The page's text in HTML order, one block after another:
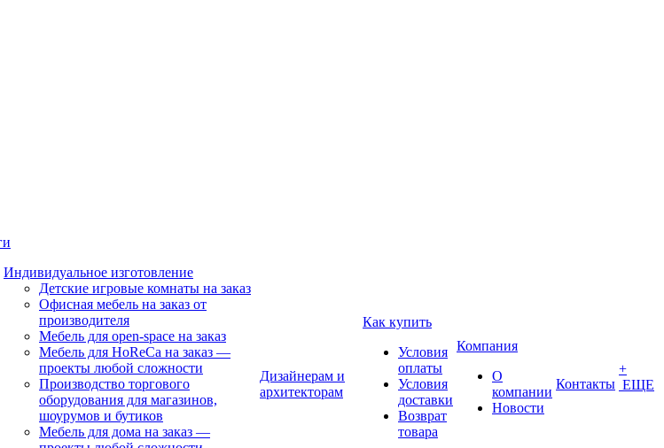
Индивидуальное изготовление
Детские игровые комнаты на заказ
Офисная мебель на заказ от
производителя
Мебель для open-space на заказ
Мебель для HoReCa на заказ —
проекты любой сложности
Производство торгового
оборудования для магазинов,
шоурумов и бутиков
Мебель для дома на заказ —
Дизайнерам и
архитекторам
Как купить
Условия
оплаты
Условия
доставки
Возврат
товара
Компания
О
компании
Новости
Контакты
+
ЕЩЕ